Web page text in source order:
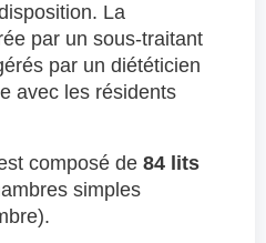
La
par un sous-traitant
par un diététicien
avec les résidents
composé de 84 lits
simples